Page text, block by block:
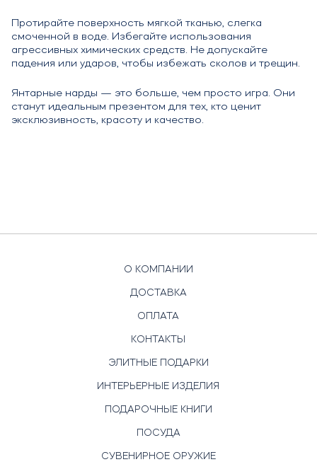
Протирайте поверхность мягкой тканью, слегка
смоченной в воде. Избегайте использования
агрессивных химических средств. Не допускайте
падения или ударов, чтобы избежать сколов и трещин.
Янтарные нарды — это больше, чем просто игра. Они
станут идеальным презентом для тех, кто ценит
эксклюзивность, красоту и качество.
О КОМПАНИИ
ДОСТАВКА
ОПЛАТА
КОНТАКТЫ
ЭЛИТНЫЕ ПОДАРКИ
ИНТЕРЬЕРНЫЕ ИЗДЕЛИЯ
ПОДАРОЧНЫЕ КНИГИ
ПОСУДА
СУВЕНИРНОЕ ОРУЖИЕ